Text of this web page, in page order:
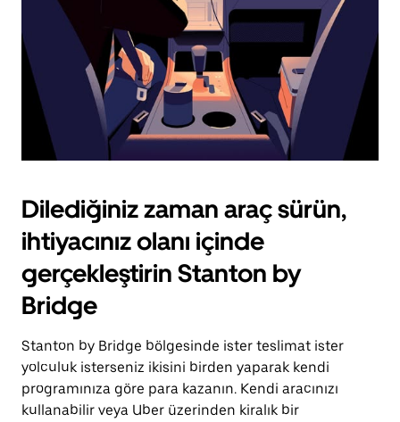
Dilediğiniz zaman araç sürün,
ihtiyacınız olanı içinde
gerçekleştirin Stanton by
Bridge
Stanton by Bridge bölgesinde ister teslimat ister
yolculuk isterseniz ikisini birden yaparak kendi
programınıza göre para kazanın. Kendi aracınızı
kullanabilir veya Uber üzerinden kiralık bir